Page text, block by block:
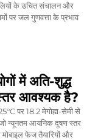
के उचित संचालन और
पर जल गुणवत्ता के प्रभाव
में अति-शुद्ध
आवश्यक है?
पर 18.2 मेगोह्म-सेमी से
न्यूनतम आयनिक दूषण स्तर
फेज तैयारियों और